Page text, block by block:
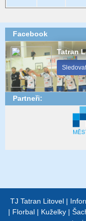
Facebook
Tatran
Partneři:
TJ Tatran Litovel |
| Florbal | Kuželky |